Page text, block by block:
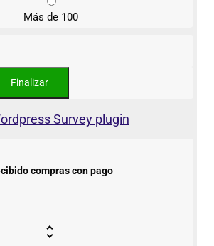
Más de 100
Survey plugin
compras con pago